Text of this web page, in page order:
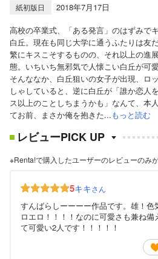
紙初版日
2018年7月17日
高校の卒業式、「ある発言」のはずみで
白丘。現在も同じ大学に通うふたりは友
繁にキスこそするものの、それ以上の進
態。いちいち無邪気で人懐こい白丘が可
そんななか、白丘狙いの女子が出現、ロ
しゃしていると、逆に白丘が「誰か恋人
ス以上のことしちまうかも」なんて、
てお前、まさか俺を抱きた...もっと読む
レビューPICK UP
※Renta!で購入したユーザーのレビューのみ
5キキさん
すんばらしーーーー作品です。雄！色
ロエロ！！！！なのに可愛さも兼ね
て可愛い2人です！！！！！